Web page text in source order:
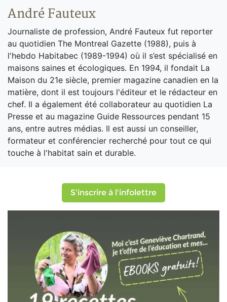
André Fauteux
Journaliste de profession, André Fauteux fut reporter
au quotidien The Montreal Gazette (1988), puis à
l'hebdo Habitabec (1989-1994) où il s’est spécialisé en
maisons saines et écologiques. En 1994, il fondait La
Maison du 21e siècle, premier magazine canadien en la
matière, dont il est toujours l'éditeur et le rédacteur en
chef. Il a également été collaborateur au quotidien La
Presse et au magazine Guide Ressources pendant 15
ans, entre autres médias. Il est aussi un conseiller,
formateur et conférencier recherché pour tout ce qui
touche à l'habitat sain et durable.
S'inscrire à l'infolettre